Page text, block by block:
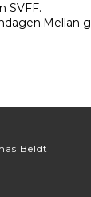
SVFF.
Beldt